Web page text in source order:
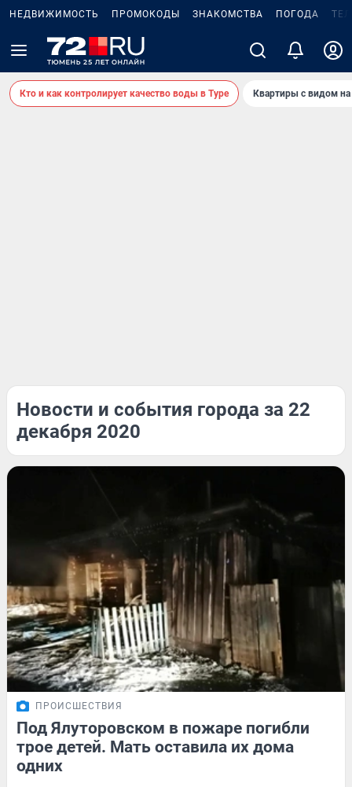
НЕДВИЖИМОСТЬ ПРОМОКОДЫ ЗНАКОМСТВА ПОГОДА
Кто и как контролирует качество воды в Туре Квартиры с видом на
Новости и события города за 22
декабря 2020
ПРОИСШЕСТВИЯ
Под Ялуторовском в пожаре погибли
трое детей. Мать оставила их дома
одних